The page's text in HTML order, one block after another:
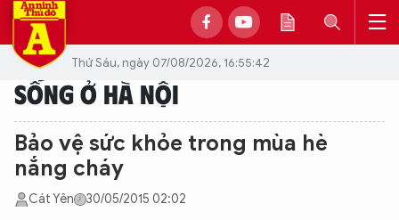
Thứ Sáu, ngày 07/08/2026, 16:55:42
SỐNG Ở HÀ NỘI
Bảo vệ sức khỏe trong mùa hè
nắng cháy
Cát Yên 30/05/2015 02:02